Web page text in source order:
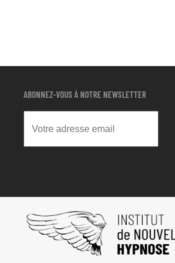
ABONNEZ-VOUS À NOTRE NEWSLETTER